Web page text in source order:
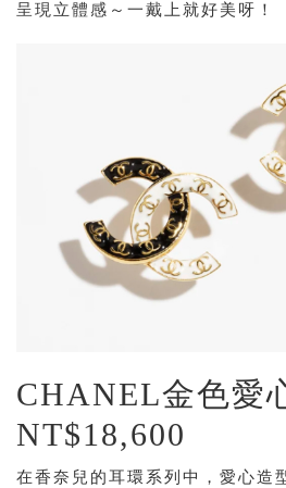
呈現立體感～一戴上就好美呀！
CHANEL金色愛
NT$18,600
在香奈兒的耳環系列中，愛心造